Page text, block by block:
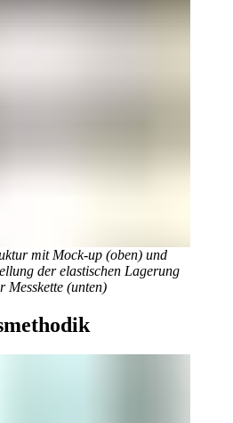
mit Mock-up (oben) und
der elastischen Lagerung
Messkette (unten)